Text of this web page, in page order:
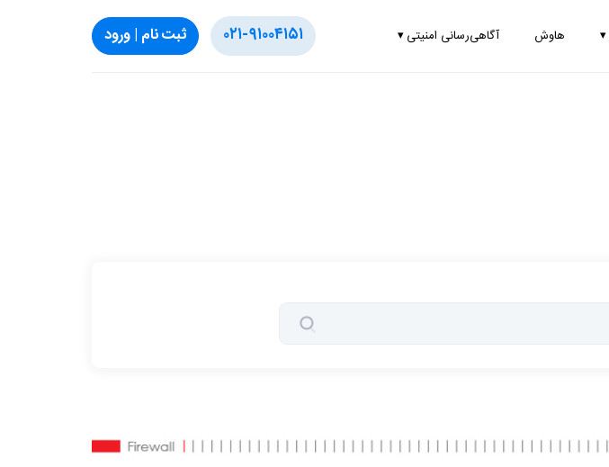
▾ هاوش آگاهی‌رسانی امنیتی▾ ۰۲۱-۹۱۰۰۴۱۵۱ ثبت‌ نام | ورود